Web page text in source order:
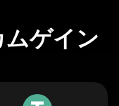
ゲイン